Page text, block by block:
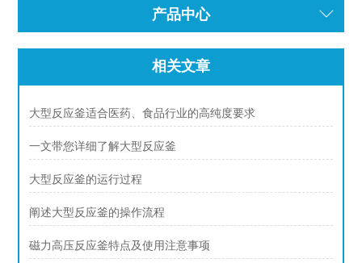
产品中心
相关文章
大型反应釜适合医药、食品行业的高纯度要求
一文带您详细了解大型反应釜
大型反应釜的运行过程
阐述大型反应釜的操作流程
磁力高压反应釜特点及使用注意事项